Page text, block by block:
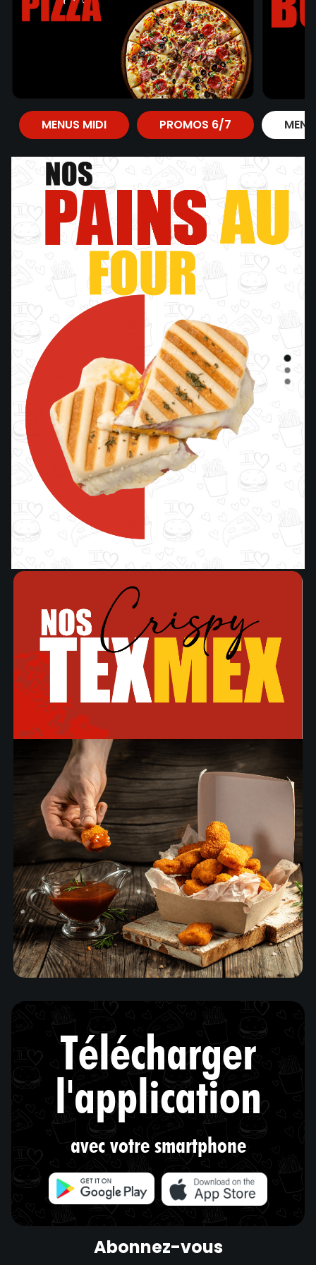
MENUS MIDI PROMOS 6/7
Télécharger
l'application
avec votre smartphone
Abonnez-vous